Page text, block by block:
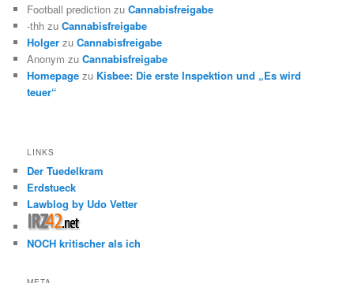
Football prediction zuCannabisfreigabe
-thh zuCannabisfreigabe
Holger zuCannabisfreigabe
Anonym zuCannabisfreigabe
Homepage zu Kisbee: Die erste Inspektion und „Es wird
teuer“
LINKS
Der Tuedelkram
Erdstueck
Lawblog by Udo Vetter
NOCH kritischer als ich